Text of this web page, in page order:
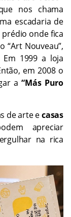
nos chama
escadaria de
onde fica
“Art Nouveau”,
1999 a loja
em 2008 o
a“Más Puro
de arte ecasas
apreciar
na rica